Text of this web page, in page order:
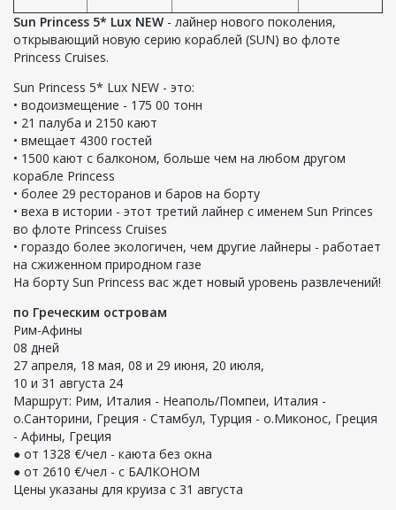
Sun Princess 5* Lux NEW - лайнер нового поколения,
открывающий новую серию кораблей (SUN) во флоте
Princess Cruises.
Sun Princess 5* Lux NEW - это:
• водоизмещение - 175 00 тонн
• 21 палуба и 2150 кают
• вмещает 4300 гостей
• 1500 кают с балконом, больше чем на любом другом
корабле Princess
• более 29 ресторанов и баров на борту
• веха в истории - этот третий лайнер с именем Sun Princes
во флоте Princess Cruises
• гораздо более экологичен, чем другие лайнеры - работает
на сжиженном природном газе
На борту Sun Princess вас ждет новый уровень развлечений!
по Греческим островам
Рим-Афины
08 дней
27 апреля, 18 мая, 08 и 29 июня, 20 июля,
10 и 31 августа 24
Маршрут: Рим, Италия - Неаполь/Помпеи, Италия -
о.Санторини, Греция - Стамбул, Турция - о.Миконос, Греция
- Афины, Греция
● от 1328 €/чел - каюта без окна
● от 2610 €/чел - с БАЛКОНОМ
Цены указаны для круиза с 31 августа